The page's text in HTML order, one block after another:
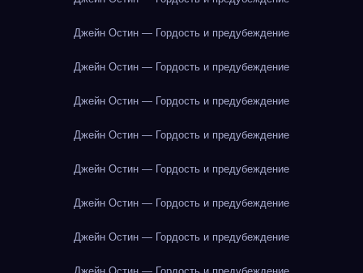
Джейн Остин — Гордость и предубеждение
Джейн Остин — Гордость и предубеждение
Джейн Остин — Гордость и предубеждение
Джейн Остин — Гордость и предубеждение
Джейн Остин — Гордость и предубеждение
Джейн Остин — Гордость и предубеждение
Джейн Остин — Гордость и предубеждение